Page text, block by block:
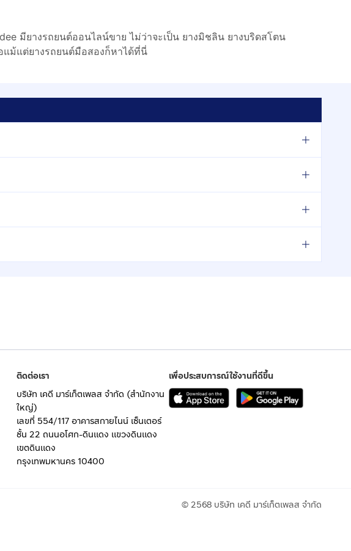
มียางรถยนต์ออนไลน์ขาย ไม่ว่าจะเป็น ยางมิชลิน ยางบริดสโตน
แม้แต่ยางรถยนต์มือสองก็หาได้ที่นี่
ติดต่อเรา
บริษัท เคดี มาร์เก็ตเพลส จำกัด (สำนักงาน
ใหญ่)
เลขที่ 554/117 อาคารสกายไนน์ เซ็นเตอร์
ชั้น 22 ถนนอโศก-ดินแดง แขวงดินแดง
เขตดินแดง
กรุงเทพมหานคร 10400
เพื่อประสบการณ์ใช้งานที่ดีขึ้น
© 2568 บริษัท เคดี มาร์เก็ตเพลส จำกัด